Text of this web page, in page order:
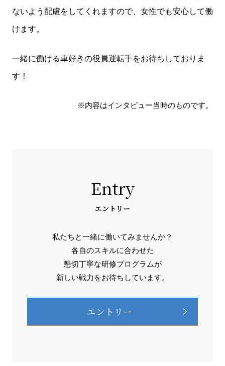
ないよう配慮をしてくれますので、女性でも安心して働
けます。
一緒に働ける車好きの役員運転手をお待ちしておりま
す！
※内容はインタビュー当時のものです。
Entry
エントリー
私たちと一緒に働いてみませんか？
各自のスキルに合わせた
懇切丁寧な研修プログラムが
新しい戦力をお待ちしています。
エントリー